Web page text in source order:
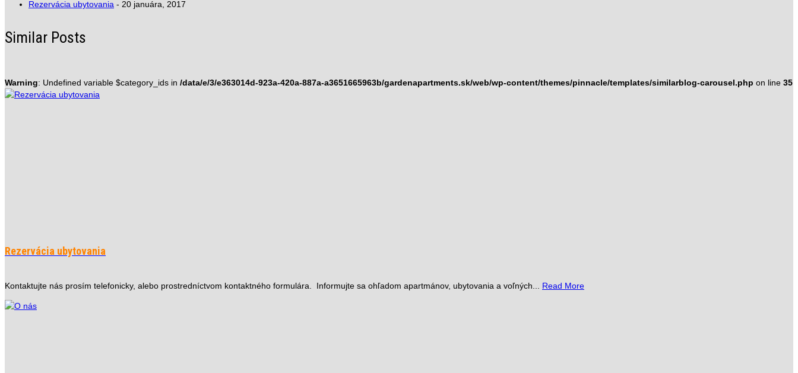
Rezervácia ubytovania - 20 januára, 2017
Similar Posts
Warning: Undefined variable $category_ids in /data/e/3/e363014d-923a-420a-887a-a3651665963b/gardenapartments.sk/web/wp-content/themes/pinnacle/templates/similarblog-carousel.php on line 35
Rezervácia ubytovania
Kontaktujte nás prosím telefonicky, alebo prostredníctvom kontaktného formulára. Informujte sa ohľadom apartmánov, ubytovania a voľných... Read More